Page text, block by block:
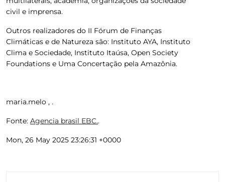
civil e imprensa.
Outros realizadores do II Fórum de Finanças
Climáticas e de Natureza são: Instituto AYA, Instituto
Clima e Sociedade, Instituto Itaúsa, Open Society
Foundations e Uma Concertação pela Amazônia.
maria.melo , .
Fonte: Agencia brasil EBC..
Mon, 26 May 2025 23:26:31 +0000